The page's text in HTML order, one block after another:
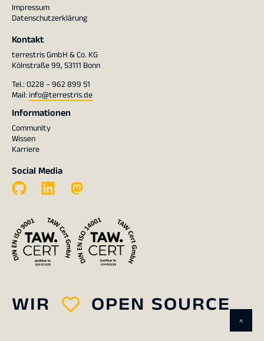
^
Impressum
Datenschutzerklärung
Kontakt
terrestris GmbH & Co. KG
Kölnstraße 99, 53111 Bonn
Tel.: 0228 – 962 899 51
Mail: info@terrestris.de
Informationen
Community
Wissen
Karriere
Social Media
WIR OPEN SOURCE